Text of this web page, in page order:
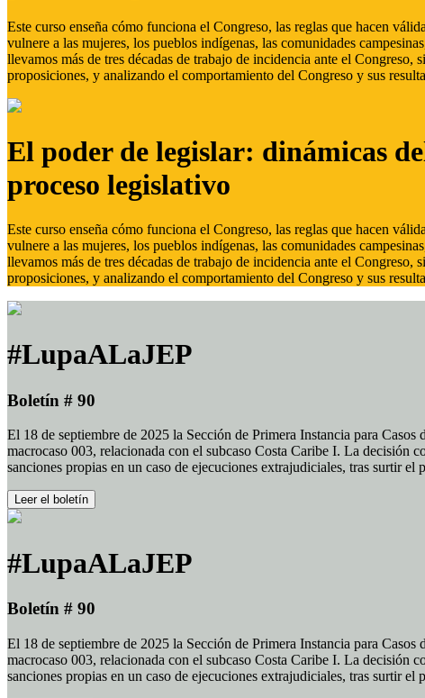
Este curso enseña cómo funciona el Congreso, las reglas que hacen
vulnere a las mujeres, los pueblos indígenas, las comunidades
llevamos más de tres décadas de trabajo de incidencia ante el
proposiciones, y analizando el comportamiento del Congreso y sus
El poder de legislar: dinámicas
proceso legislativo
Este curso enseña cómo funciona el Congreso, las reglas que hacen
vulnere a las mujeres, los pueblos indígenas, las comunidades
llevamos más de tres décadas de trabajo de incidencia ante el
proposiciones, y analizando el comportamiento del Congreso y sus
#LupaALaJEP
Boletín # 90
El 18 de septiembre de 2025 la Sección de Primera Instancia para
macrocaso 003, relacionada con el subcaso Costa Caribe I. La
sanciones propias en un caso de ejecuciones extrajudiciales, tras surtir
Leer el boletín
#LupaALaJEP
Boletín # 90
El 18 de septiembre de 2025 la Sección de Primera Instancia para
macrocaso 003, relacionada con el subcaso Costa Caribe I. La
sanciones propias en un caso de ejecuciones extrajudiciales, tras surtir